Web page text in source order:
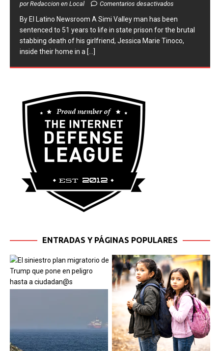
por Redaccion en Local Comentarios desactivados
​By El Latino Newsroom ​A Simi Valley man has been
sentenced to 51 years to life in state prison for the brutal
stabbing death of his girlfriend, Jessica Marie Tinoco,
inside their home in a [...]
ENTRADAS Y PÁGINAS POPULARES